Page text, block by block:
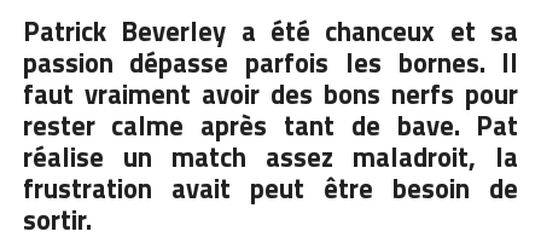
Patrick Beverley a été chanceux et sa
passion dépasse parfois les bornes. Il
faut vraiment avoir des bons nerfs pour
rester calme après tant de bave. Pat
réalise un match assez maladroit, la
frustration avait peut être besoin de
sortir.